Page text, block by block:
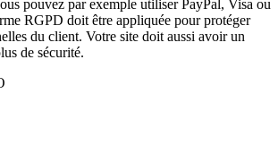
pouvez par exemple utiliser PayPal, Visa ou
RGPD doit être appliquée pour protéger
du client. Votre site doit aussi avoir un
de sécurité.